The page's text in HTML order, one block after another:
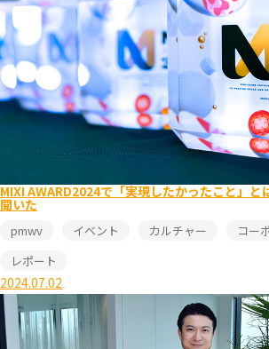
MIXI AWARD2024で「実現したかったこと」と
聞いた
pmwv イベント カルチャー
コー
レポート
2024.07.02